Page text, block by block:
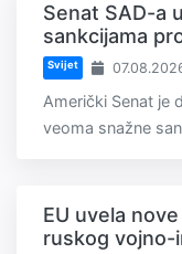
Senat SAD-a
sankcijama
Svijet
Američki Senat je
veoma snažne
EU uvela
ruskog vojno-